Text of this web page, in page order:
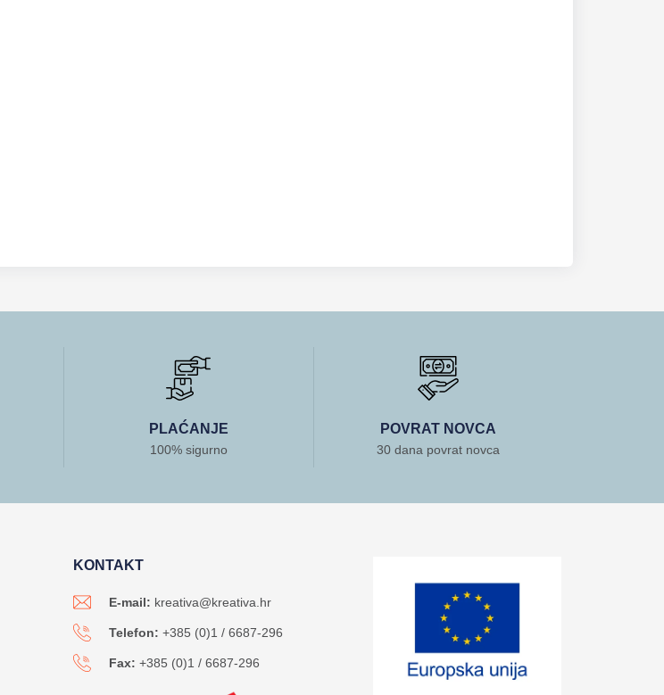
PLAĆANJE
100% sigurno
POVRAT NOVCA
30 dana povrat novca
KONTAKT
E-mail: kreativa@kreativa.hr
Telefon: +385 (0)1 / 6687-296
Fax: +385 (0)1 / 6687-296